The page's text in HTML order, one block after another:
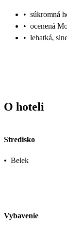
• súkromná
• ocenená
• lehatká,
O hoteli
Stredisko
• Belek
Vybavenie